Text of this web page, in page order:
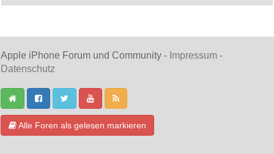
Apple iPhone Forum und Community - Impressum -
Datenschutz
Alle Foren als gelesen markieren